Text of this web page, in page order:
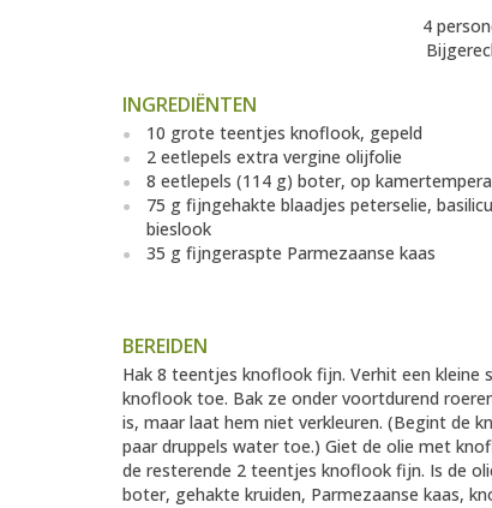
4
INGREDIËNTEN
10 grote teentjes knoflook, gepeld
2 eetlepels extra vergine olijfolie
8 eetlepels (114 g) boter, op
75 g fijngehakte blaadjes peterselie,
bieslook
35 g fijngeraspte Parmezaanse kaas
BEREIDEN
Hak 8 teentjes knoflook fijn. Verhit een
knoflook toe. Bak ze onder voortdurend
is, maar laat hem niet verkleuren. (Begint de
paar druppels water toe.) Giet de olie met
de resterende 2 teentjes knoflook fijn. Is de
boter, gehakte kruiden, Parmezaanse kaas,